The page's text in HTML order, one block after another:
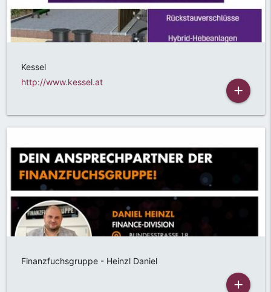
Kessel
http://www.kessel.at
add
Finanzfuchsgruppe - Heinzl Daniel
add